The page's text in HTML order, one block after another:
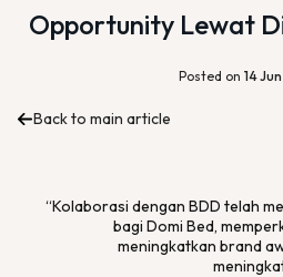
Opportunity Lewat
Posted on 14
Back to main article
“Kolaborasi dengan BDD telah
bagi Domi Bed,
meningkatkan brand